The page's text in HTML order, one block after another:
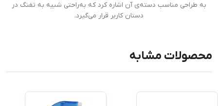
به طراحی مناسب دسته‌ی آن اشاره کرد که به‌راحتی شبیه به تفنگ در
دستان کاربر قرار می‌گیرد.
محصولات مشابه